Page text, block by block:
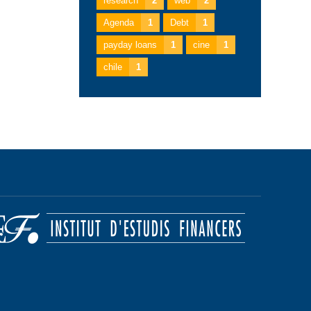
Agenda 1 Debt 1
payday loans 1 cine 1
chile 1